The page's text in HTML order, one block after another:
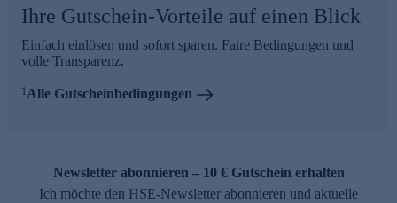
Ihre Gutschein-Vorteile auf einen Blick
Einfach einlösen und sofort sparen. Faire Bedingungen und
volle Transparenz.
1 Alle Gutscheinbedingungen
Newsletter abonnieren – 10 € Gutschein erhalten
Ich möchte den HSE-Newsletter abonnieren und aktuelle